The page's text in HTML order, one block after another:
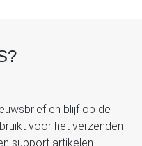
en blijf op de
voor het verzenden
support artikelen.